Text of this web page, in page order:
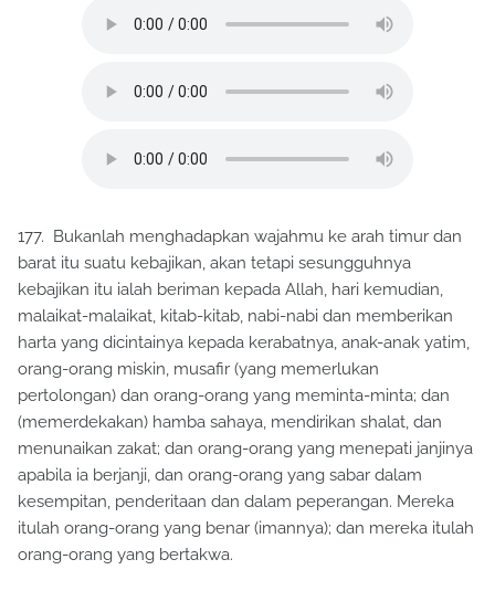
177. Bukanlah menghadapkan wajahmu ke arah timur dan
barat itu suatu kebajikan, akan tetapi sesungguhnya
kebajikan itu ialah beriman kepada Allah, hari kemudian,
malaikat-malaikat, kitab-kitab, nabi-nabi dan memberikan
harta yang dicintainya kepada kerabatnya, anak-anak yatim,
orang-orang miskin, musafir (yang memerlukan
pertolongan) dan orang-orang yang meminta-minta; dan
(memerdekakan) hamba sahaya, mendirikan shalat, dan
menunaikan zakat; dan orang-orang yang menepati janjinya
apabila ia berjanji, dan orang-orang yang sabar dalam
kesempitan, penderitaan dan dalam peperangan. Mereka
itulah orang-orang yang benar (imannya); dan mereka itulah
orang-orang yang bertakwa.